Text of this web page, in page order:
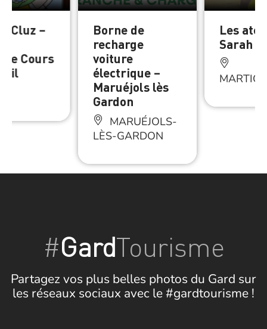
Cluz –
Cours
Borne de
recharge
voiture
électrique –
Maruéjols lès
Gardon
MARUÉJOLS-
LÈS-GARDON
Les
Sarah
#GardTourisme
Partagez vos plus belles photos du Gard sur
les réseaux sociaux avec le #gardtourisme !